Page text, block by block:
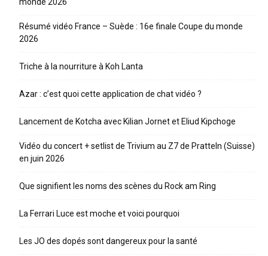
Résumé vidéo France – Suède : 16e finale Coupe du monde
2026
Triche à la nourriture à Koh Lanta
Azar : c’est quoi cette application de chat vidéo ?
Lancement de Kotcha avec Kilian Jornet et Eliud Kipchoge
Vidéo du concert + setlist de Trivium au Z7 de Pratteln (Suisse)
en juin 2026
Que signifient les noms des scènes du Rock am Ring
La Ferrari Luce est moche et voici pourquoi
Les JO des dopés sont dangereux pour la santé